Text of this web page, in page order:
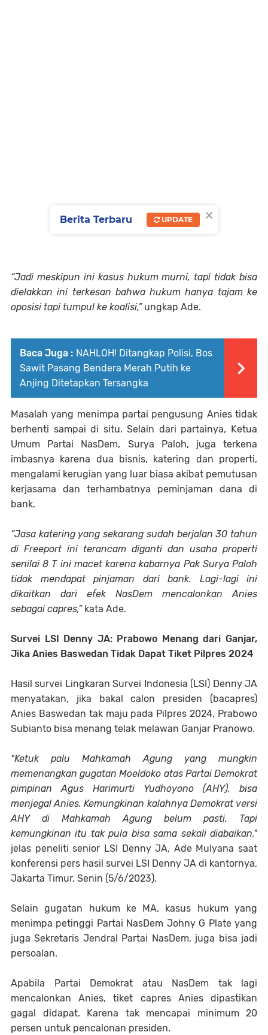
“Jadi meskipun ini kasus hukum murni, tapi tidak bisa
dielakkan ini terkesan bahwa hukum hanya tajam ke
oposisi tapi tumpul ke koalisi,”ungkap Ade.
Baca Juga : NAHLOH! Ditangkap Polisi, Bos
Sawit Pasang Bendera Merah Putih ke
Anjing Ditetapkan Tersangka
Masalah yang menimpa partai pengusung Anies tidak
berhenti sampai di situ. Selain dari partainya, Ketua
Umum Partai NasDem, Surya Paloh, juga terkena
imbasnya karena dua bisnis, katering dan properti,
mengalami kerugian yang luar biasa akibat pemutusan
kerjasama dan terhambatnya peminjaman dana di
bank.
“Jasa katering yang sekarang sudah berjalan 30 tahun
di Freeport ini terancam diganti dan usaha properti
senilai 8 T ini macet karena kabarnya Pak Surya Paloh
tidak mendapat pinjaman dari bank. Lagi-lagi ini
dikaitkan dari efek NasDem mencalonkan Anies
sebagai capres,”kata Ade.
Survei LSI Denny JA: Prabowo Menang dari Ganjar,
Jika Anies Baswedan Tidak Dapat Tiket Pilpres 2024
Hasil survei Lingkaran Survei Indonesia (LSI) Denny JA
menyatakan, jika bakal calon presiden (bacapres)
Anies Baswedan tak maju pada Pilpres 2024, Prabowo
Subianto bisa menang telak melawan Ganjar Pranowo.
"Ketuk palu Mahkamah Agung yang mungkin
memenangkan gugatan Moeldoko atas Partai Demokrat
pimpinan Agus Harimurti Yudhoyono (AHY), bisa
menjegal Anies. Kemungkinan kalahnya Demokrat versi
AHY di Mahkamah Agung belum pasti. Tapi
kemungkinan itu tak pula bisa sama sekali diabaikan,"
jelas peneliti senior LSI Denny JA, Ade Mulyana saat
konferensi pers hasil survei LSI Denny JA di kantornya,
Jakarta Timur, Senin (5/6/2023).
Selain gugatan hukum ke MA, kasus hukum yang
menimpa petinggi Partai NasDem Johny G Plate yang
juga Sekretaris Jendral Partai NasDem, juga bisa jadi
persoalan.
Apabila Partai Demokrat atau NasDem tak lagi
mencalonkan Anies, tiket capres Anies dipastikan
gagal didapat. Karena tak mencapai minimum 20
persen untuk pencalonan presiden.
×
Berita Terbaru UPDATE